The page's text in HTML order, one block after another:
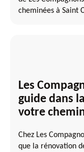
cheminées à Saint
Les
guide dans
votre
Chez Les
que la rénovation